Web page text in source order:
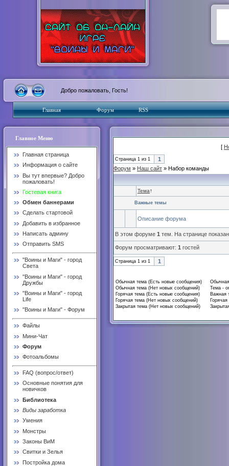
Добро пожаловать, Гость!
Главная Форум RSS
Главное Меню
Главная страница
Информация о сайте
Вы тут впервые? Добро
пожаловать!
Гостевая книга
Обмен баннерами
Сделать стартовой
Добавить в избранное
Написать админу
Отправить SMS
"Воины и Маги" - город
Света
"Воины и Маги" - город
Дружбы
"Воины и Маги" - город
Life
"Воины и Маги" - Форум
Файлы
Мини-Чат
Форум
Фотоальбомы
FAQ (вопрос/ответ)
Основные понятия для
новичков
Библиотека
Виды заработка
Умения
Монстры
Законы ВиМ
Свитки и Зелья
Постройка дома
[
Страница 1 из 1
1
Форум » Наш сайт » Набор команды
Тема↑
Важные темы
Описание форума
В этом форуме 1 тем. На странице
Форум просматривают: 1 гостей
Страница 1 из 1 1
Обычная тема (Есть новые сообщения)
Обычная тема (Нет новых сообщений)
Тема -
Горячая тема (Есть новые сообщения)
Важная
Горячая тема (Нет новых сообщений)
Горячая
Закрытая тема (Нет новых сообщений)